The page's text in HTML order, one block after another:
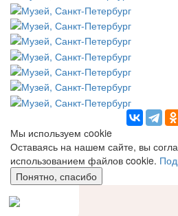
Мы используем сookie
Оставаясь на нашем сайте, вы
использованием файлов cookie.
Понятно, спасибо